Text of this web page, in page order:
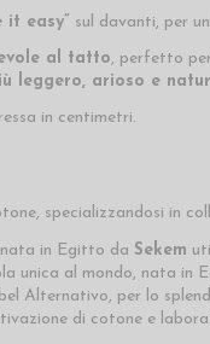
it easy” sul davanti, per
al tatto, perfetto
leggero, arioso e
in centimetri.
specializzandosi in
in Egitto da Sekem
unica al mondo, nata
Alternativo, per lo
di cotone e